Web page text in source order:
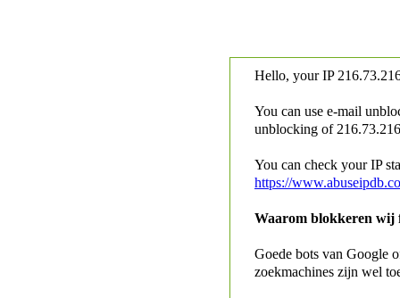
Hello, your IP
You can use e-mail
unblocking of
You can check your IP
https://
Waarom blokkeren wij
Goede bots van Google
zoekmachines zijn wel